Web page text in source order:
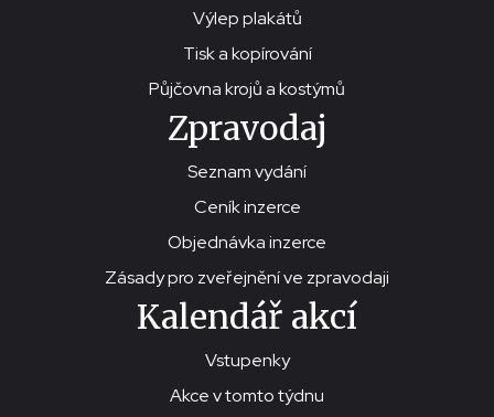
Výlep plakátů
Tisk a kopírování
Půjčovna krojů a kostýmů
Zpravodaj
Seznam vydání
Ceník inzerce
Objednávka inzerce
Zásady pro zveřejnění ve zpravodaji
Kalendář akcí
Vstupenky
Akce v tomto týdnu